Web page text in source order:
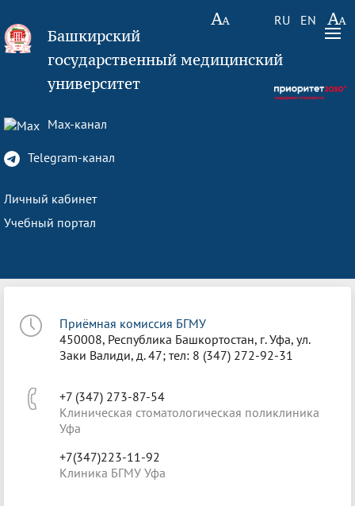
RU EN
Башкирский
государственный медицинский
университет
Max-канал
Telegram-канал
Личный кабинет
Учебный портал
Приёмная комиссия БГМУ
450008, Республика Башкортостан, г. Уфа, ул.
Заки Валиди, д. 47; тел: 8 (347) 272-92-31
+7 (347) 273-87-54
Клиническая стоматологическая поликлиника
Уфа
+7(347)223-11-92
Клиника БГМУ Уфа